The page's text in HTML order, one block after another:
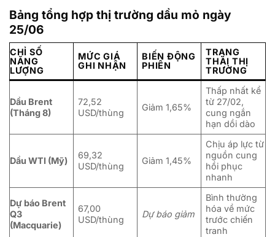
Bảng tổng hợp thị trường dầu mỏ ngày
25/06
CHỈ SỐ
NĂNG
LƯỢNG
MỨC GIÁ
GHI NHẬN
BIẾN ĐỘNG
PHIÊN
TRẠNG
THÁI THỊ
TRƯỜNG
Dầu Brent
(Tháng 8)
72,52
USD/thùng
Giảm 1,65%
Thấp nhất kể
từ 27/02,
cung ngắn
hạn dồi dào
Dầu WTI (Mỹ)
69,32
USD/thùng
Giảm 1,45%
Chịu áp lực từ
nguồn cung
hồi phục
nhanh
Dự báo Brent
Q3
(Macquarie)
67,00
USD/thùng
Dự báo giảm
Bình thường
hóa về mức
trước chiến
tranh